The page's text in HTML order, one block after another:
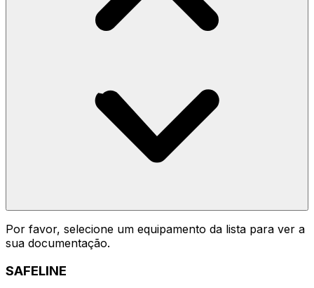
Por favor, selecione um equipamento da lista para ver a
sua documentação.
SAFELINE